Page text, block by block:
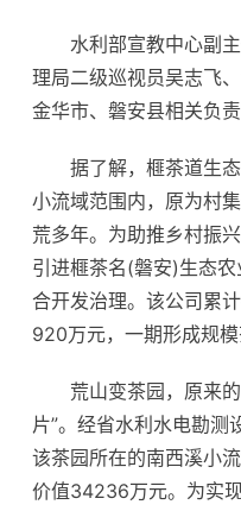
水利部宣教中心副
理局二级巡视员吴志飞
金华市、磐安县相关负
据了解，榧茶道生
小流域范围内，原为村
荒多年。为助推乡村振
引进榧茶名(磐安)生态
合开发治理。该公司累
920万元，一期形成规模
荒山变茶园，原来
片”。经省水利水电勘测
该茶园所在的南西溪小
价值34236万元。为实